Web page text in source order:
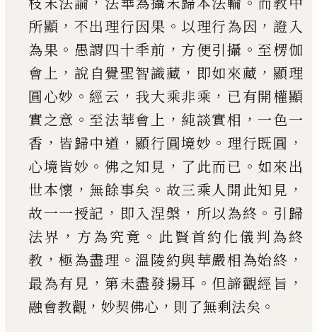
所顯 ， 不出理行因果 。 以理行為因 ， 證 入
為果 。 愚謂四十秊前 ， 方便引攝 。 至楞伽
會上 ， 說 自覺聖智識藏 ， 即如來藏 ， 顯理
圓心妙 。 經云 ， 我大乘非乘 ， 已有開權顯
實之意 。 至法華會上 ， 純談實相 ， 一色一
香 ， 皆歸中道 ， 顯行圓境妙 。 理行既圓 ，
心境皆妙 。佛之知見 ， 了此而已 。 如來出
世本懷 ， 無餘事矣 。 故三乘人開此知見 ，
故一一授記 ， 即入涅槃 ， 所以為終 。 引歸
法界 ， 方為究竟 。 此賢首約化儀判為終
教 ，極為盡理 。 溫陵約與華嚴相為始終 ，
最為有見 ，第未盡發揚耳 。 但諦觀經旨 ，
融會教觀 ， 妙契佛心 ， 則了無剩法矣 。